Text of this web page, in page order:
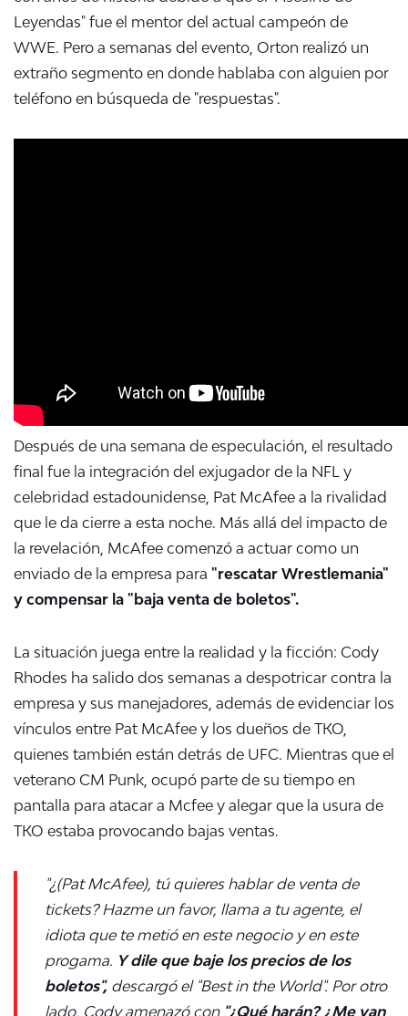
Leyendas" fue el mentor del actual campeón de
WWE. Pero a semanas del evento, Orton realizó un
extraño segmento en donde hablaba con alguien por
teléfono en búsqueda de "respuestas".
Después de una semana de especulación, el resultado
final fue la integración del exjugador de la NFL y
celebridad estadounidense, Pat McAfee a la rivalidad
que le da cierre a esta noche. Más allá del impacto de
la revelación, McAfee comenzó a actuar como un
enviado de la empresa para "rescatar Wrestlemania"
y compensar la "baja venta de boletos".
La situación juega entre la realidad y la ficción: Cody
Rhodes ha salido dos semanas a despotricar contra la
empresa y sus manejadores, además de evidenciar los
vínculos entre Pat McAfee y los dueños de TKO,
quienes también están detrás de UFC. Mientras que el
veterano CM Punk, ocupó parte de su tiempo en
pantalla para atacar a Mcfee y alegar que la usura de
TKO estaba provocando bajas ventas.
"¿(Pat McAfee), tú quieres hablar de venta de
tickets? Hazme un favor, llama a tu agente, el
idiota que te metió en este negocio y en este
progama. Y dile que baje los precios de los
boletos", descargó el "Best in the World". Por otro
lado, Cody amenazó con "¿Qué harán? ¿Me van